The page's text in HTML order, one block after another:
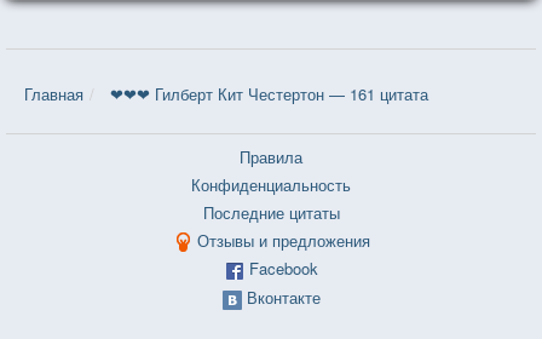
Главная ❤❤❤ Гилберт Кит Честертон — 161 цитата
Правила
Конфиденциальность
Последние цитаты
Отзывы и предложения
Facebook
Вконтакте